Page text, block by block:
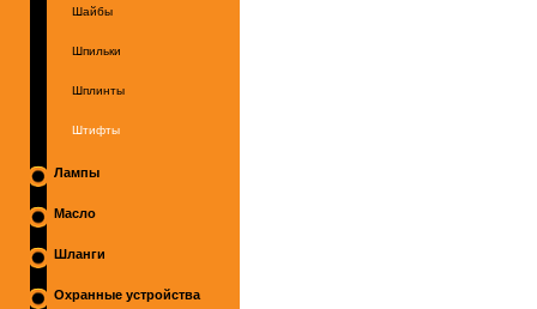
Шайбы
Шпильки
Шплинты
Штифты
Лампы
Масло
Шланги
Охранные устройства